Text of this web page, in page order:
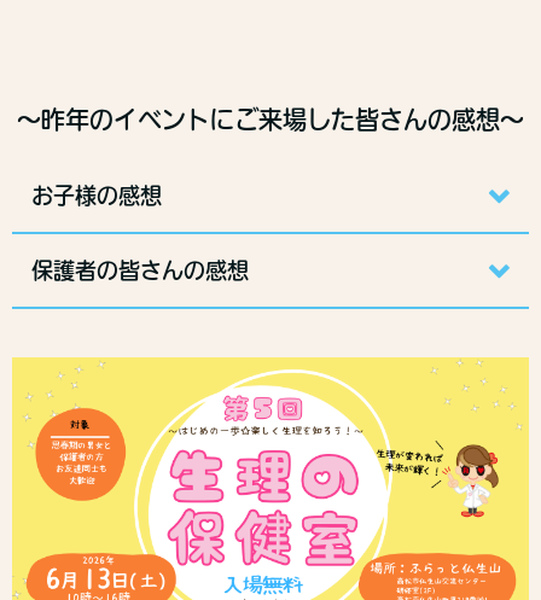
～昨年のイベントにご来場した皆さんの感想～
お子様の感想
保護者の皆さんの感想